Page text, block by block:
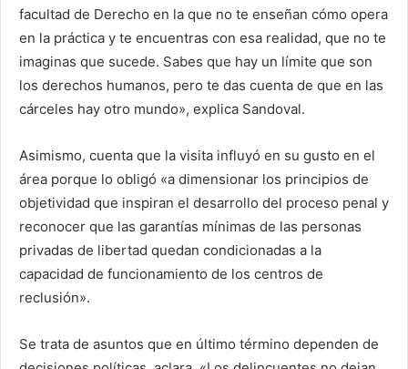
facultad de Derecho en la que no te enseñan cómo opera
en la práctica y te encuentras con esa realidad, que no te
imaginas que sucede. Sabes que hay un límite que son
los derechos humanos, pero te das cuenta de que en las
cárceles hay otro mundo», explica Sandoval.
Asimismo, cuenta que la visita influyó en su gusto en el
área porque lo obligó «a dimensionar los principios de
objetividad que inspiran el desarrollo del proceso penal y
reconocer que las garantías mínimas de las personas
privadas de libertad quedan condicionadas a la
capacidad de funcionamiento de los centros de
reclusión».
Se trata de asuntos que en último término dependen de